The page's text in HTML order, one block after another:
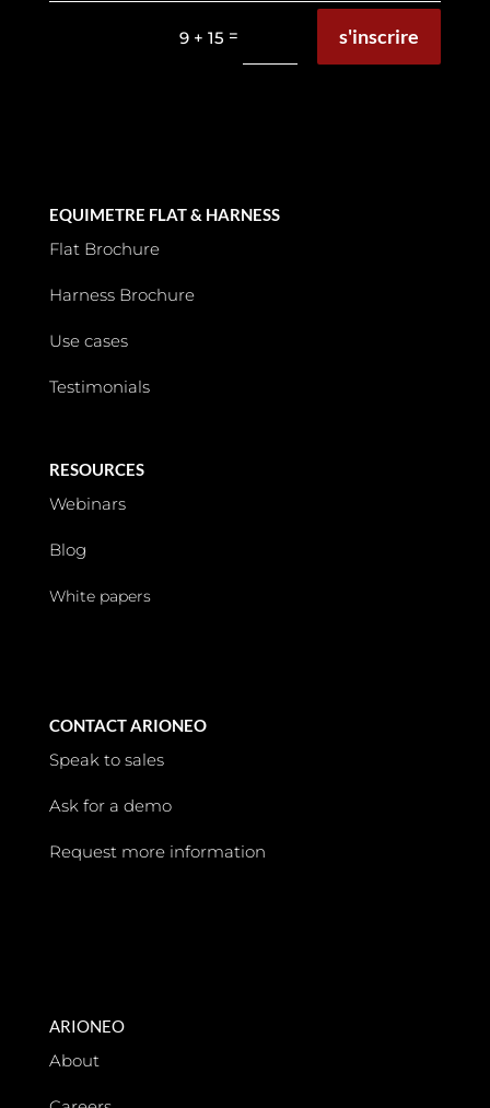
9 + 15 = s'inscrire
EQUIMETRE FLAT & HARNESS
Flat Brochure
Harness Brochure
Use cases
Testimonials
RESOURCES
Webinars
Blog
White papers
CONTACT ARIONEO
Speak to sales
Ask for a demo
Request more information
ARIONEO
About